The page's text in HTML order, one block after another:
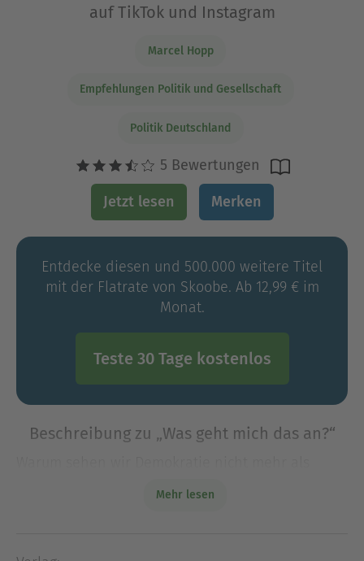
auf TikTok und Instagram
Marcel Hopp
Empfehlungen Politik und Gesellschaft
Politik Deutschland
5 Bewertungen
Jetzt lesen Merken
Entdecke diesen und 500.000 weitere Titel
mit der Flatrate von Skoobe. Ab 12,99 € im
Monat.
Teste 30 Tage kostenlos
Beschreibung zu „Was geht mich das an?“
beginnt nicht am rechten Rand, sondern in
Mehr lesen